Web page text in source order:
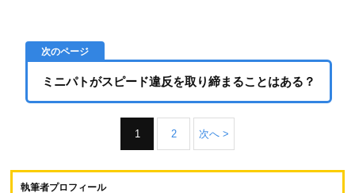
ミニパトがスピード違反を取り締まることはある？
1 2 次へ >
執筆者プロフィール